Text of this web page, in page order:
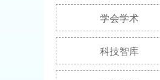
学会学术
科技智库